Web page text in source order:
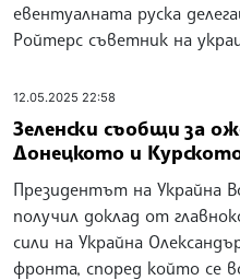
евентуалната руска
Ройтерс съветник на
12.05.2025 22:58
Зеленски съобщи за
Донецкото и
Президентът на Украйна
получил доклад от
сили на Украйна
фронта, според който се